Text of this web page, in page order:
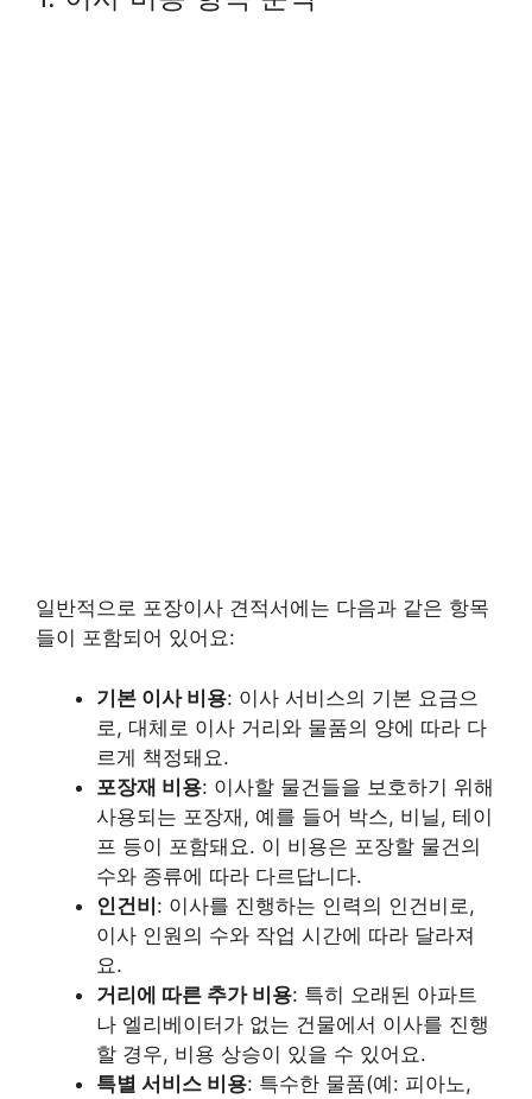
일반적으로 포장이사 견적서에는 다음과 같은 항목
들이 포함되어 있어요:
기본 이사 비용: 이사 서비스의 기본 요금으
로, 대체로 이사 거리와 물품의 양에 따라 다
르게 책정돼요.
포장재 비용: 이사할 물건들을 보호하기 위해
사용되는 포장재, 예를 들어 박스, 비닐, 테이
프 등이 포함돼요. 이 비용은 포장할 물건의
수와 종류에 따라 다르답니다.
인건비: 이사를 진행하는 인력의 인건비로,
이사 인원의 수와 작업 시간에 따라 달라져
요.
거리에 따른 추가 비용: 특히 오래된 아파트
나 엘리베이터가 없는 건물에서 이사를 진행
할 경우, 비용 상승이 있을 수 있어요.
특별 서비스 비용: 특수한 물품(예: 피아노,